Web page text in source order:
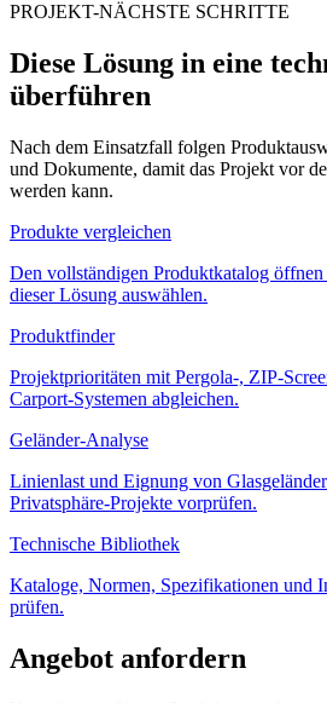
PROJEKT-NÄCHSTE SCHRITTE
Diese Lösung in eine
überführen
Nach dem Einsatzfall folgen
und Dokumente, damit das Projekt vor
werden kann.
Produkte vergleichen
Den vollständigen Produktkatalog
dieser Lösung auswählen.
Produktfinder
Projektprioritäten mit Pergola-, ZIP-
Carport-Systemen abgleichen.
Geländer-Analyse
Linienlast und Eignung von
Privatsphäre-Projekte vorprüfen.
Technische Bibliothek
Kataloge, Normen, Spezifikationen und
prüfen.
Angebot anfordern